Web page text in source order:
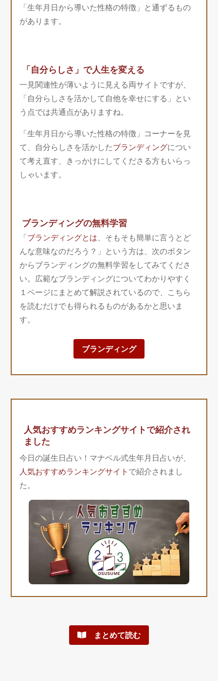
「生年月日から導いた性格の特徴」と通ずるもの
があります。
「自分らしさ」で人生を変える
一見関連性が薄いように見える両サイトですが、
「自分らしさを活かして自他を幸せにする」とい
う点では共通点がありますね。
「生年月日から導いた性格の特徴」コーナーを見
て、自分らしさを活かしたブランディングについ
て考え直す、きっかけにしてくださる方もいらっ
しゃいます。
ブランディングの無料学習
「ブランディングとは、そもそも簡単に言うとど
んな意味なのだろう？」という方は、次のボタン
からブランディングの無料学習をしてみてくださ
い。広範なブランディングについてわかりやすく
１ページにまとめて解説されているので、こちら
を読むだけでも得られるものがあるかと思いま
す。
ブランディング
人気おすすめランキングサイトで紹介され
ました
今日の誕生日占い！マナベル式生年月日占いが、
人気おすすめランキングサイト で紹介されまし
た。
まとめて読む